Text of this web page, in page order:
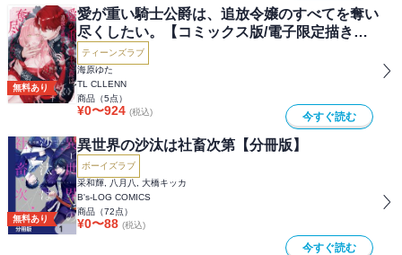
無料あり
愛が重い騎士公爵は、追放令嬢のすべてを奪い
尽くしたい。【コミックス版/電子限定描き下
ろし漫画付き】
ティーンズラブ
海原ゆた
TL CLLENN
商品（5点）
¥0〜924 (税込) 今すぐ読む
無料あり
異世界の沙汰は社畜次第【分冊版】
ボーイズラブ
采和輝, 八月八, 大橋キッカ
B's-LOG COMICS
商品（72点）
¥0〜88 (税込)
今すぐ読む